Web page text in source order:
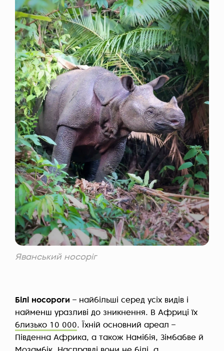
Яванський носоріг
Білі носороги – найбільші серед усіх видів і
найменш уразливі до зникнення. В Африці їх
близько 10 000. Їхній основний ареал –
Південна Африка, а також Намібія, Зімбабве й